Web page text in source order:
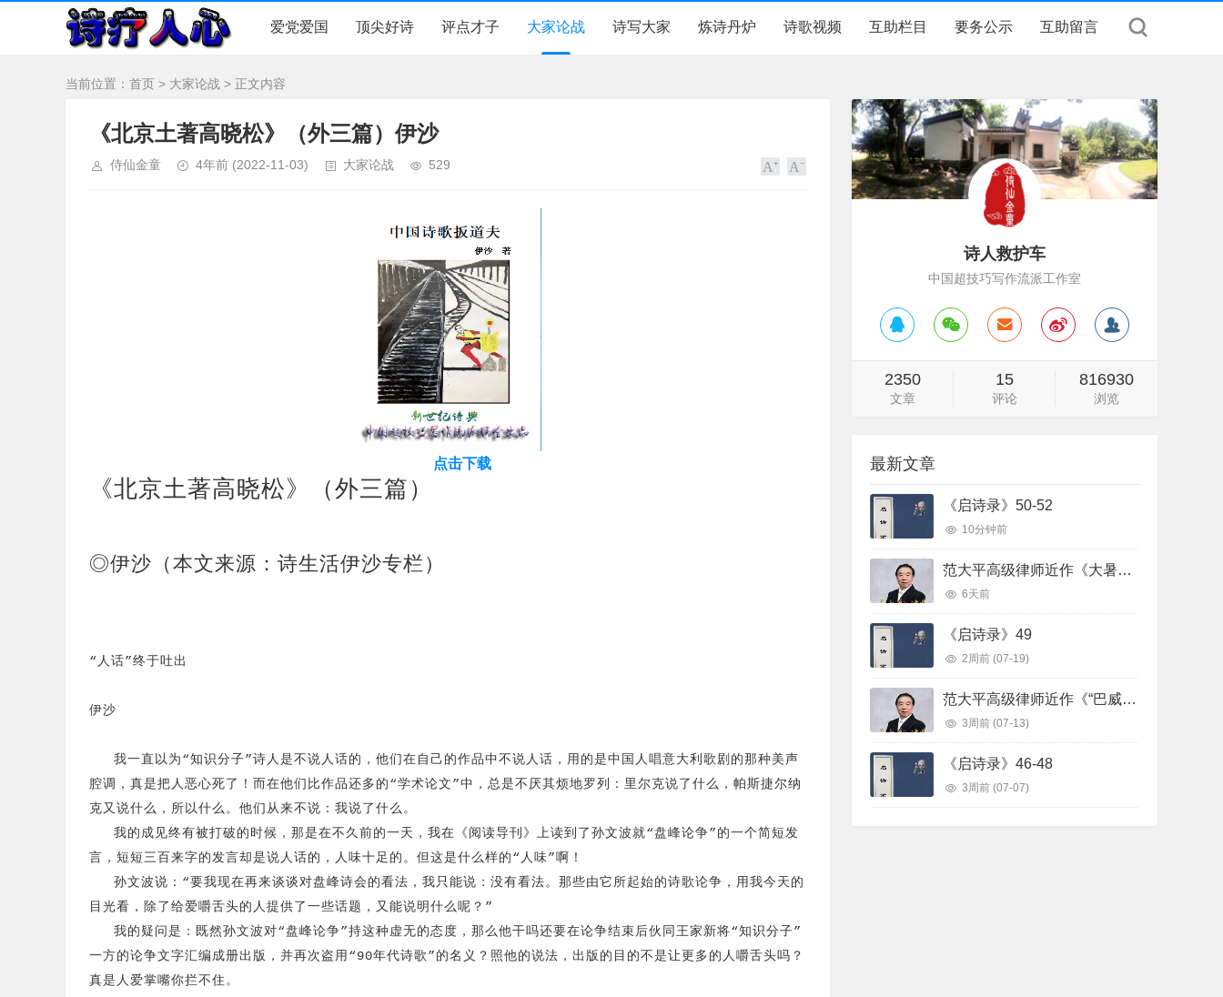
爱党爱国 顶尖好诗 评点才子 大家论战 诗写大家 炼诗丹炉 诗歌视频 互助栏目 要务公示 互助留言
当前位置： 首页 > 大家论战 > 正文内容
《北京土著高晓松》（外三篇）伊沙
侍仙金童 4年前 (2022-11-03) 大家论战 529
点击下载
《北京土著高晓松》（外三篇）
◎伊沙（本文来源：诗生活伊沙专栏）
“人话”终于吐出
伊沙
我一直以为“知识分子”诗人是不说人话的，他们在自己的作品中不说人话，用的是中国人唱意大利歌剧的那种美声
腔调，真是把人恶心死了！而在他们比作品还多的“学术论文”中，总是不厌其烦地罗列：里尔克说了什么，帕斯捷尔纳
克又说什么，所以什么。他们从来不说：我说了什么。
我的成见终有被打破的时候，那是在不久前的一天，我在《阅读导刊》上读到了孙文波就“盘峰论争”的一个简短发
言，短短三百来字的发言却是说人话的，人味十足的。但这是什么样的“人味”啊！
孙文波说：“要我现在再来谈谈对盘峰诗会的看法，我只能说：没有看法。那些由它所起始的诗歌论争，用我今天的
目光看，除了给爱嚼舌头的人提供了一些话题，又能说明什么呢？”
我的疑问是：既然孙文波对“盘峰论争”持这种虚无的态度，那么他干吗还要在论争结束后伙同王家新将“知识分子”
一方的论争文字汇编成册出版，并再次盗用“90年代诗歌”的名义？照他的说法，出版的目的不是让更多的人嚼舌头吗？
真是人爱掌嘴你拦不住。
诗人救护车
中国超技巧写作流派工作室
2350
文章
15
评论
816930
浏览
最新文章
《启诗录》50-52
10分钟前
范大平高级律师近作《大暑遇大雨》
6天前
《启诗录》49
2周前 (07-19)
范大平高级律师近作《“巴威”之威》
3周前 (07-13)
《启诗录》46-48
3周前 (07-07)